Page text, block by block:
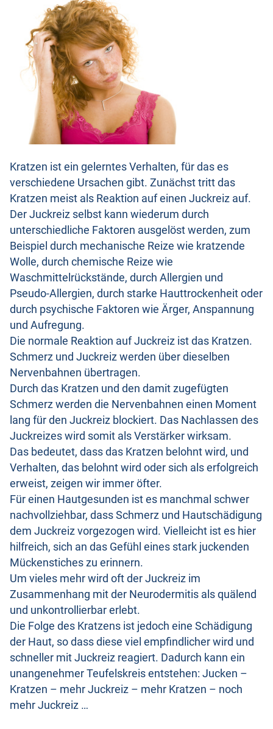
Kratzen ist ein gelerntes Verhalten, für das es
verschiedene Ursachen gibt. Zunächst tritt das
Kratzen meist als Reaktion auf einen Juckreiz auf.
Der Juckreiz selbst kann wiederum durch
unterschiedliche Faktoren ausgelöst werden, zum
Beispiel durch mechanische Reize wie kratzende
Wolle, durch chemische Reize wie
Waschmittelrückstände, durch Allergien und
Pseudo-Allergien, durch starke Hauttrockenheit oder
durch psychische Faktoren wie Ärger, Anspannung
und Aufregung.
Die normale Reaktion auf Juckreiz ist das Kratzen.
Schmerz und Juckreiz werden über dieselben
Nervenbahnen übertragen.
Durch das Kratzen und den damit zugefügten
Schmerz werden die Nervenbahnen einen Moment
lang für den Juckreiz blockiert. Das Nachlassen des
Juckreizes wird somit als Verstärker wirksam.
Das bedeutet, dass das Kratzen belohnt wird, und
Verhalten, das belohnt wird oder sich als erfolgreich
erweist, zeigen wir immer öfter.
Für einen Hautgesunden ist es manchmal schwer
nachvollziehbar, dass Schmerz und Hautschädigung
dem Juckreiz vorgezogen wird. Vielleicht ist es hier
hilfreich, sich an das Gefühl eines stark juckenden
Mückenstiches zu erinnern.
Um vieles mehr wird oft der Juckreiz im
Zusammenhang mit der Neurodermitis als quälend
und unkontrollierbar erlebt.
Die Folge des Kratzens ist jedoch eine Schädigung
der Haut, so dass diese viel empfindlicher wird und
schneller mit Juckreiz reagiert. Dadurch kann ein
unangenehmer Teufelskreis entstehen: Jucken –
Kratzen – mehr Juckreiz – mehr Kratzen – noch
mehr Juckreiz …